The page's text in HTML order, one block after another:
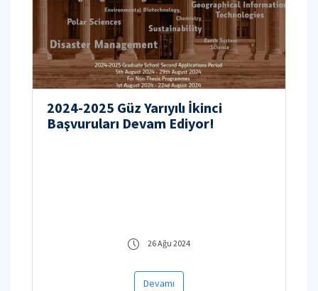
2024-2025 Güz Yarıyılı İkinci
Başvuruları Devam Ediyor!
26 Ağu 2024
Devamı